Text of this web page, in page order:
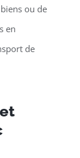
ou de
en
de